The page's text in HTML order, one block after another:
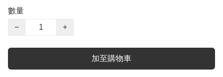
數量
−
+
加至購物車